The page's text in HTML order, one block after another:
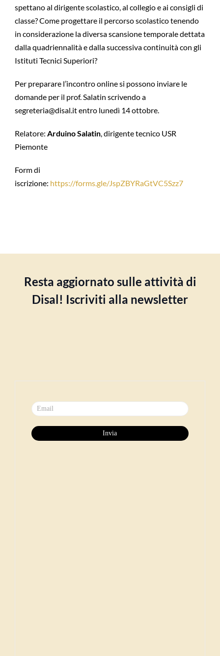
spettano al dirigente scolastico, al collegio e ai consigli di
classe? Come progettare il percorso scolastico tenendo
in considerazione la diversa scansione temporale dettata
dalla quadriennalità e dalla successiva continuità con gli
Istituti Tecnici Superiori?
Per preparare l’incontro online si possono inviare le
domande per il prof. Salatin scrivendo a
segreteria@disal.it entro lunedì 14 ottobre.
Relatore: Arduino Salatin, dirigente tecnico USR
Piemonte
Form di
iscrizione: https://forms.gle/JspZBYRaGtVC5Szz7
Resta aggiornato sulle attività di
Disal! Iscriviti alla newsletter